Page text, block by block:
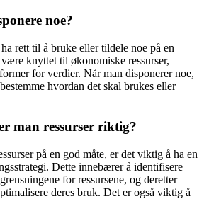
noe?
rett til å bruke eller tildele noe på en
knyttet til økonomiske ressurser,
for verdier. Når man disponerer noe,
hvordan det skal brukes eller
man ressurser riktig?
på en god måte, er det viktig å ha en
Dette innebærer å identifisere
for ressursene, og deretter
deres bruk. Det er også viktig å